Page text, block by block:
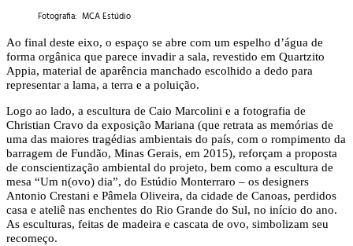
Fotografia: MCA Estúdio
Ao final deste eixo, o espaço se abre com um espelho d’água de
forma orgânica que parece invadir a sala, revestido em Quartzito
Appia, material de aparência manchado escolhido a dedo para
representar a lama, a terra e a poluição.
Logo ao lado, a escultura de Caio Marcolini e a fotografia de
Christian Cravo da exposição Mariana (que retrata as memórias de
uma das maiores tragédias ambientais do país, com o rompimento da
barragem de Fundão, Minas Gerais, em 2015), reforçam a proposta
de conscientização ambiental do projeto, bem como a escultura de
mesa “Um n(ovo) dia”, do Estúdio Monterraro – os designers
Antonio Crestani e Pâmela Oliveira, da cidade de Canoas, perdidos
casa e ateliê nas enchentes do Rio Grande do Sul, no início do ano.
As esculturas, feitas de madeira e cascata de ovo, simbolizam seu
recomeço.